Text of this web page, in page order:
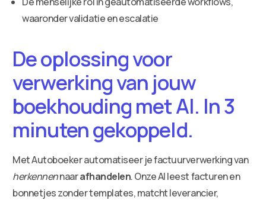
waaronder validatie en escalatie
De oplossing voor
verwerking van jouw
boekhouding met AI. In 3
minuten gekoppeld.
Met Autoboeker automatiseer je factuurverwerking van
herkennennaarafhandelen. Onze AI leest facturen en
bonnetjes zonder templates, matcht leverancier,